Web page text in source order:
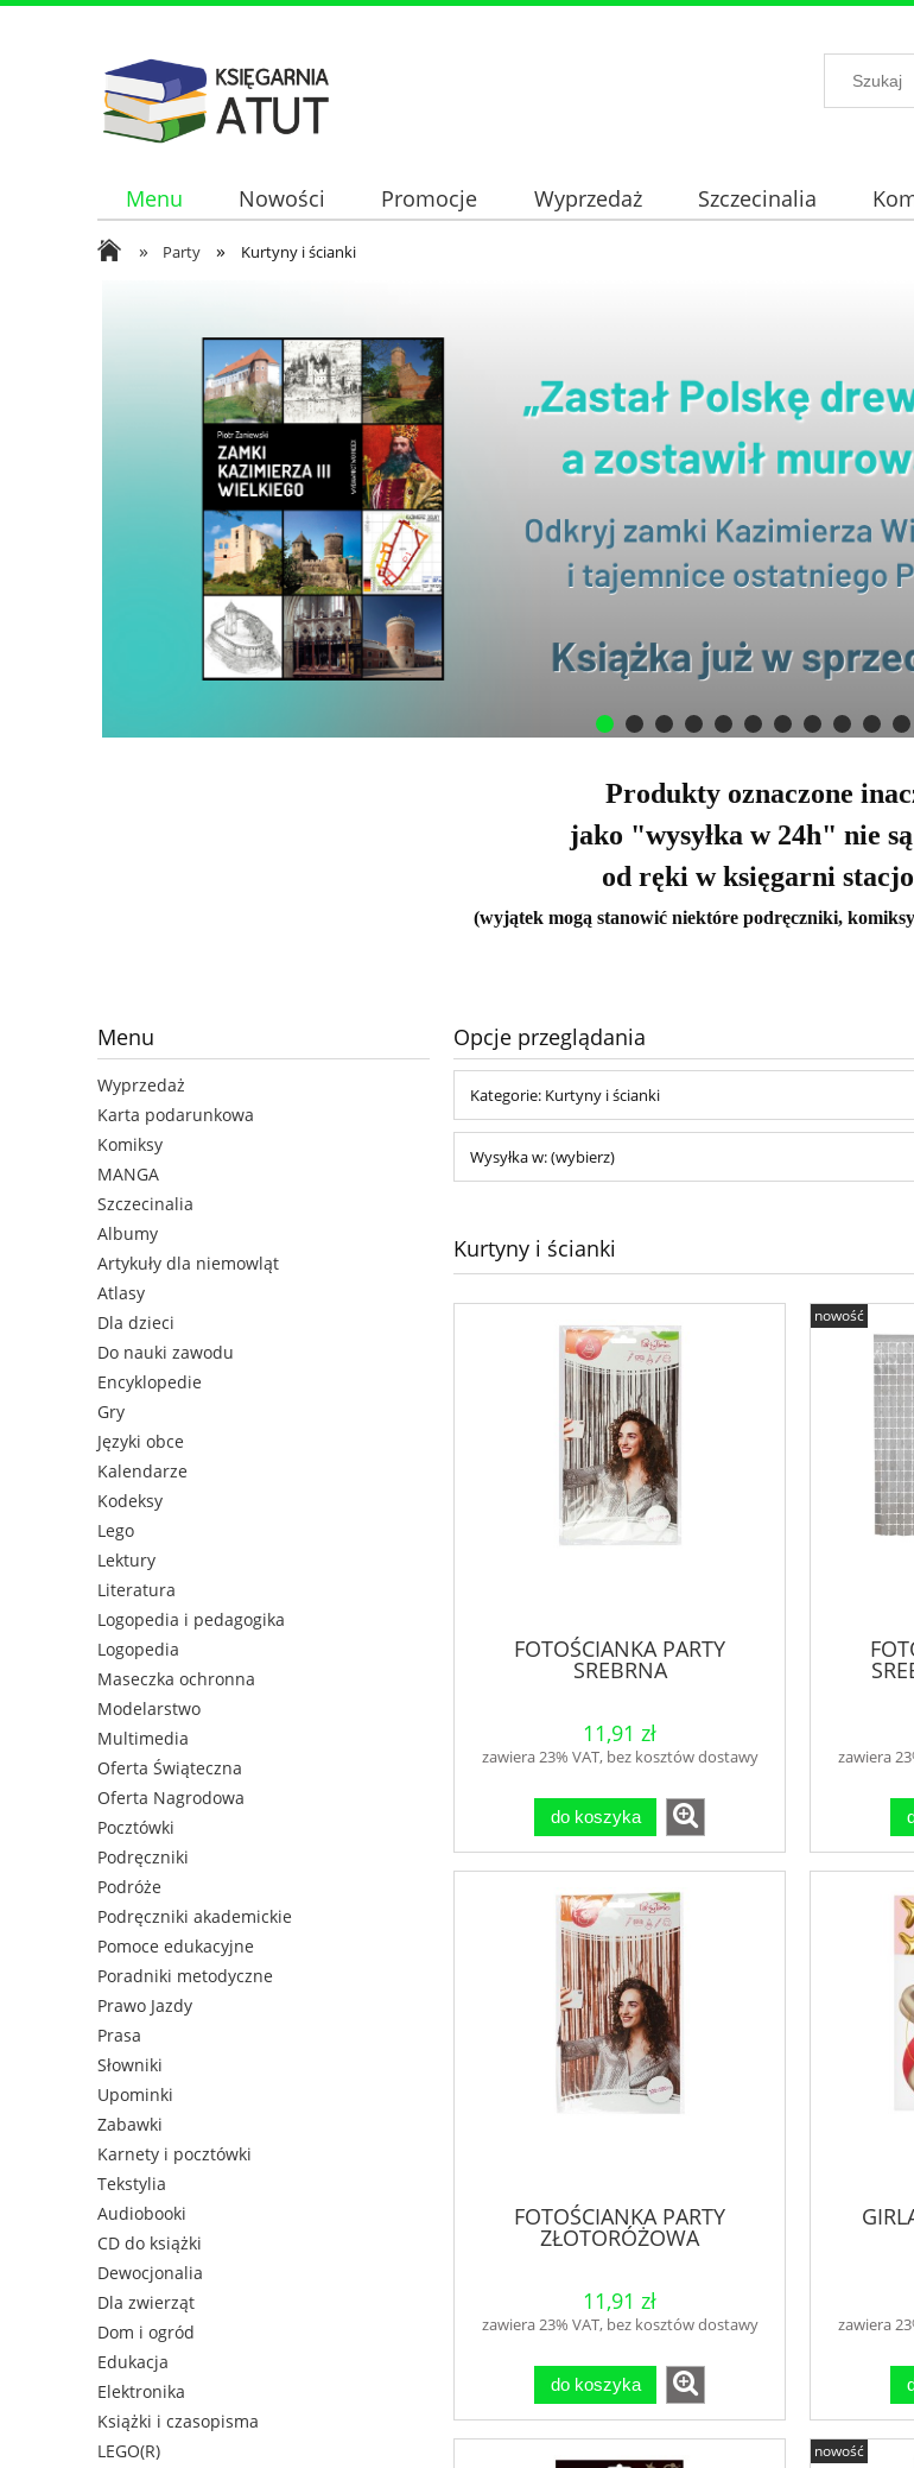
Menu Nowości Promocje Wyprzedaż Szczecinalia
» Party » Kurtyny i ścianki
Produkty oznaczone
jako "wysyłka w 24h" nie
od ręki w księgarni
(wyjątek mogą stanowić niektóre podręczniki,
Menu
Wyprzedaż
Karta podarunkowa
Komiksy
MANGA
Szczecinalia
Albumy
Artykuły dla niemowląt
Atlasy
Dla dzieci
Do nauki zawodu
Encyklopedie
Gry
Języki obce
Kalendarze
Kodeksy
Lego
Lektury
Literatura
Logopedia i pedagogika
Logopedia
Maseczka ochronna
Modelarstwo
Multimedia
Oferta Świąteczna
Oferta Nagrodowa
Pocztówki
Podręczniki
Podróże
Podręczniki akademickie
Pomoce edukacyjne
Poradniki metodyczne
Prawo Jazdy
Prasa
Słowniki
Upominki
Zabawki
Karnety i pocztówki
Tekstylia
Audiobooki
CD do książki
Dewocjonalia
Dla zwierząt
Dom i ogród
Edukacja
Elektronika
Książki i czasopisma
LEGO(R)
Opcje przeglądania
Kategorie: Kurtyny i ścianki
Wysyłka w: (wybierz)
Kurtyny i ścianki
FOTOŚCIANKA PARTY
SREBRNA
11,91 zł
zawiera 23% VAT, bez kosztów dostawy
do koszyka
zawiera
nowość
FOTOŚCIANKA PARTY
ZŁOTORÓŻOWA
11,91 zł
zawiera 23% VAT, bez kosztów dostawy
do koszyka
zawiera
nowość